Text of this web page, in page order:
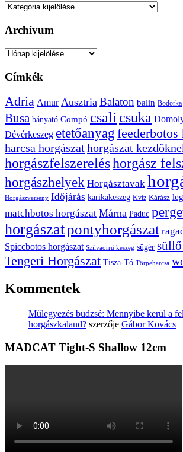
Kategóriák
Archívum
Archívum
Címkék
Adria Amur Ausztria Balaton balin Bodorka
Busa bányató Compó csalicsuka
Dévérkeszeg etetőanyag feederbotos
harcsa horgászathorgászat
horgászfelszereléshorgász
horgászhelyek Horgásztavak
Horgászverseny Időjárás karikakeszeg Kvíz Kárász
matchbotos horgászat Márna Paduc
horgászatpontyhorgászat
Spiccbotos horgászat Szilvaorrú keszeg sügér süllő
Tengeri Horgászat Tisza-Tó Törpeharcsa
Kommentek
Műlegyezés büdzsé: Mennyibe kerül a
horgászkaland? szerzője Gábor Kovács
MADCAT Tight-S Shallow 12cm